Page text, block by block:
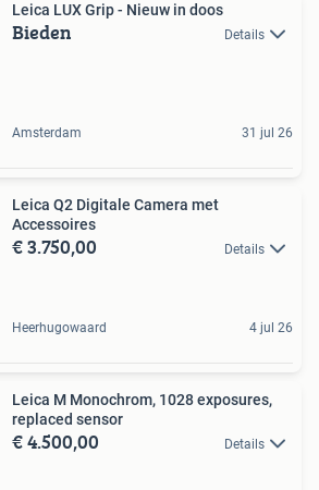
Leica LUX Grip - Nieuw in doos
Bieden Details
Amsterdam 31 jul 26
Leica Q2 Digitale Camera met
Accessoires
€ 3.750,00 Details
Heerhugowaard 4 jul 26
Leica M Monochrom, 1028 exposures,
replaced sensor
€ 4.500,00 Details